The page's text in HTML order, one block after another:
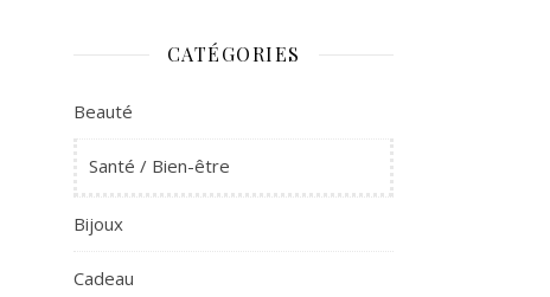
CATÉGORIES
Beauté
Santé / Bien-être
Bijoux
Cadeau